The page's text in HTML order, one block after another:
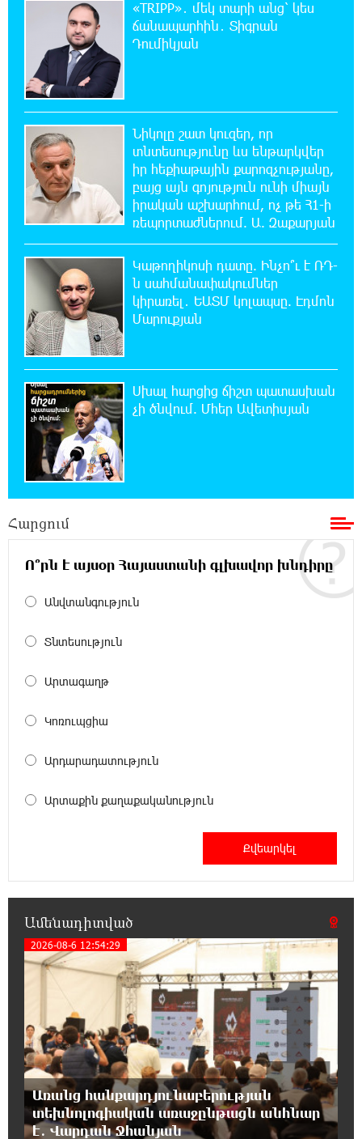
կառավարվում. այն կառավարվում է
գիտելիքով ու պատասխանատվությամբ. Մհեր Ավետիսյան
9:28:15 9-08-2026
Ռուսաստանի ամենամեծ արևային
էլեկտրակայանը կկառուցվի Ամուրի
մարզում
1:00:08 9-08-2026
Օգոստոսի 10-ից 13-ը գազանջատումներ են
սպասվում
Գերմանիայում ցույց է անցկացվել Մերցի
կառավարության դեմ
0:25:00 9-08-2026
Մոդին համաշխարհային ռեկորդ է
23:58:58 8-08-2026
23-ամյա ուսանողի մշակած հավելվածը
հարավկորեական App Store-ում շրջանցել է
նույնիսկ Google Maps-ը
23:39:22 8-08-2026
ուկրաինական 360 անօդաչու թռչող սարք
Օգոստոսի 10-ին, 11-ին, 12-ին, 13-ին, 14-ին,
մարմին
22:43:21 8-08-2026
աղջկա դի է հայտնաբերվել
Հայհիդրոմետի տնօրենը գրել է
22:07:09 8-08-2026
Արտակարգ դեպք՝ Երևանում․ կոտրել են
«Հույս բոլոր մարդկանց» հիմնադրամի
շենքի պատուհաններն ու դռները
21:48:41 8-08-2026
Ալիևն ու Թրամփը հեռախոսազրույց են
ունեցել
21:29:45 8-08-2026
«Ինտեր»-ը հաղթեց «Յուվենտուս»-ին
«TRIPP»․ մեկ տարի անց՝ կես
ճանապարհին․ Տիգրան
Դումիկյան
Նիկոլը շատ կուզեր, որ
տնտեսությունը ևս ենթարկվեր
իր հեքիաթային քարոզչությանը,
բայց այն գոյություն ունի միայն
իրական աշխարհում, ոչ թե Հ1-ի
ռեպորտաժներում. Ա. Զաքարյան
Կաթողիկոսի դատը. Ինչո՞ւ է ՌԴ-
ն սահմանափակումներ
կիրառել․ ԵԱՏՄ կոլապսը. Էդմոն
Մարուքյան
Սխալ հարցից ճիշտ պատասխան
չի ծնվում. Մհեր Ավետիսյան
Հարցում
Ո՞րն է այսօր Հայաստանի գլխավոր խնդիրը
Անվտանգություն
Տնտեսություն
Արտագաղթ
Կոռուպցիա
Արդարադատություն
Արտաքին քաղաքականություն
Ամենադիտված
2026-08-6 12:54:29
Առանց հանքարդյունաբերության
տեխնոլոգիական առաջընթացն անհնար
է․ Վարդան Ջհանյան
1